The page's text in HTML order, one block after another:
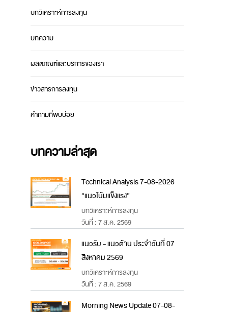
บทวิเคราะห์การลงทุน
บทความ
ผลิตภัณฑ์และบริการของเรา
ข่าวสารการลงทุน
คำถามที่พบบ่อย
บทความล่าสุด
Technical Analysis 7-08-2026
“แนวโน้มแข็งแรง”
บทวิเคราะห์การลงทุน
วันที่ : 7 ส.ค. 2569
แนวรับ - แนวต้าน ประจำวันที่ 07
สิงหาคม 2569
บทวิเคราะห์การลงทุน
วันที่ : 7 ส.ค. 2569
Morning News Update 07-08-